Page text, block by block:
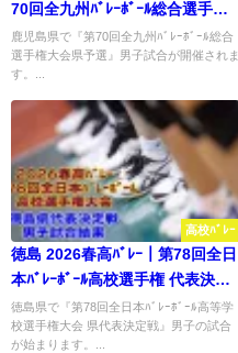
70回全九州ﾊﾞﾚｰﾎﾞｰﾙ総合選手権
大会県予選 男子結果
鹿児島県で『第70回全九州ﾊﾞﾚｰﾎﾞｰﾙ総合
選手権大会県予選』男子試合が開催されま
す。...
高校ﾊﾞﾚｰ
徳島 2026春高ﾊﾞﾚｰ｜第78回全日
本ﾊﾞﾚｰﾎﾞｰﾙ高校選手権 代表決定
戦 男子結果
徳島県で『第78回全日本ﾊﾞﾚｰﾎﾞｰﾙ高等学
校選手権大会 県代表決定戦』男子の試合
が始まります。...